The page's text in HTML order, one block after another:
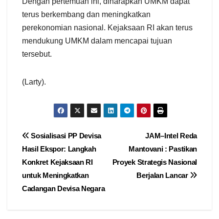
terus berkembang dan meningkatkan
perekonomian nasional. Kejaksaan RI akan terus
mendukung UMKM dalam mencapai tujuan
tersebut.
(Larty).
Navigasi
pos
JAM–Intel Reda
Mantovani : Pastikan
Proyek Strategis Nasional
Berjalan Lancar
Sosialisasi PP Devisa
Hasil Ekspor: Langkah
Konkret Kejaksaan RI
untuk Meningkatkan
Cadangan Devisa Negara